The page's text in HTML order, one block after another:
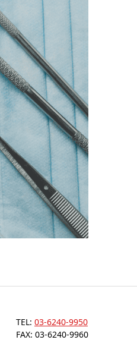
TEL: 03-6240-9950
FAX: 03-6240-9960